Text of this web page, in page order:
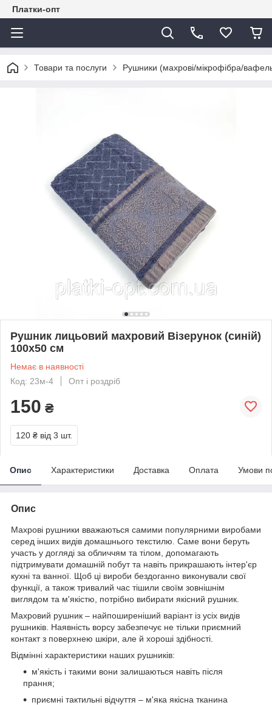
Платки-опт
Товари та послуги Рушники (махрові/мікрофібра/
Рушник лицьовий махровий Візерунок (синій)
100х50 см
Немає в наявності
Код: 23м-4
Опт і роздріб
150 ₴
120 ₴ від 3 шт.
Опис Характеристики Доставка Оплата Умови
Опис
Махрові рушники вважаються самими популярними виробами
серед інших видів домашнього текстилю. Саме вони беруть
участь у догляді за обличчям та тілом, допомагають
підтримувати домашній побут та навіть прикрашають інтер'єр
кухні та ванної. Щоб ці вироби бездоганно виконували свої
функції, а також тривалий час тішили своїм зовнішнім
виглядом та м'якістю, потрібно вибирати якісний рушник.
Махровий рушник – найпоширеніший варіант із усіх видів
рушників. Наявність ворсу забезпечує не тільки приємний
контакт з поверхнею шкіри, але й хороші здібності.
Відмінні характеристики наших рушників:
м'якість і такими вони залишаються навіть після
прання;
приємні тактильні відчуття – м'яка якісна тканина